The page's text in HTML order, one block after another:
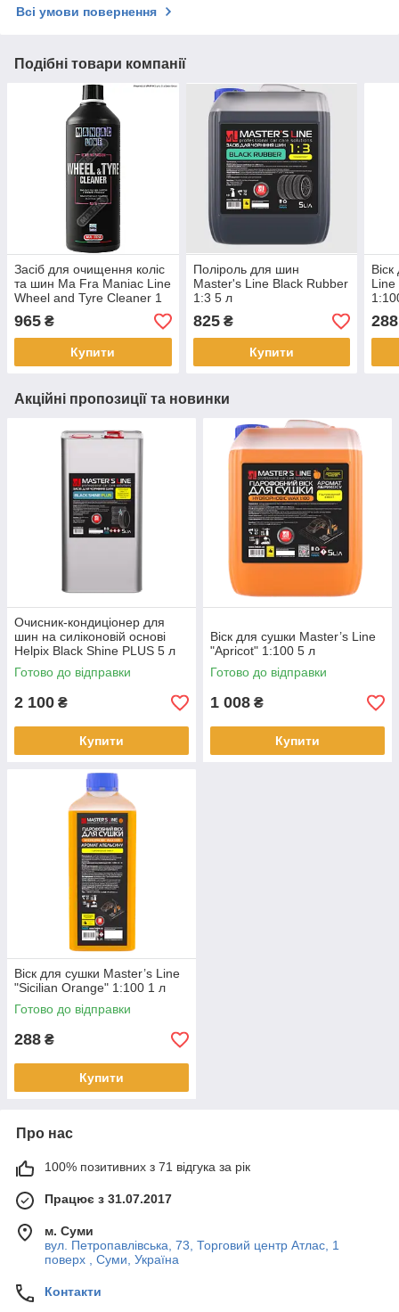
Всі умови повернення
Подібні товари компанії
Засіб для очищення коліс
та шин Ma Fra Maniac Line
Wheel and Tyre Cleaner 1
л
965 ₴
Купити
Поліроль для шин
Master's Line Black Rubber
1:3 5 л
825₴
Купити
Line
288
Акційні пропозиції та новинки
Очисник-кондиціонер для
шин на силіконовій основі
Helpix Black Shine PLUS 5 л
Готово до відправки
2 100 ₴
Купити
Віск для сушки Master’s Line
"Apricot" 1:100 5 л
Готово до відправки
1 008 ₴
Купити
Віск для сушки Master’s Line
"Sicilian Orange" 1:100 1 л
Готово до відправки
288 ₴
Купити
Про нас
100% позитивних з 71 відгука за рік
Працює з 31.07.2017
м. Суми
вул. Петропавлівська, 73, Торговий центр Атлас, 1
поверх , Суми, Україна
Контакти